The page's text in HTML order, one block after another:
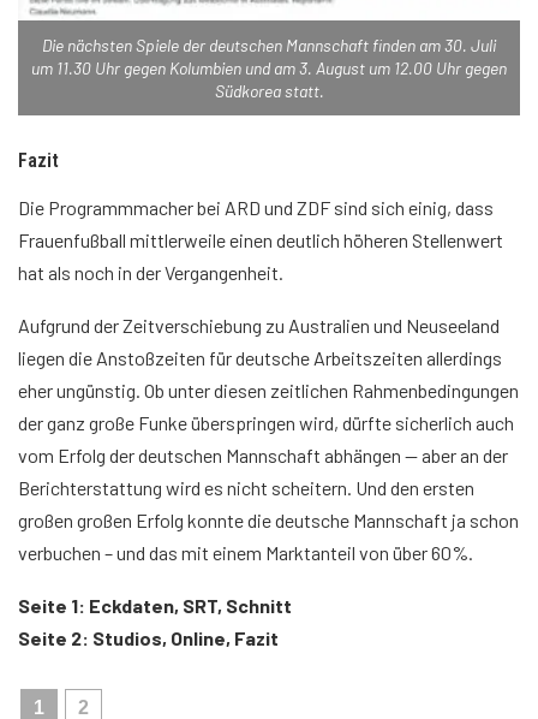
Die nächsten Spiele der deutschen Mannschaft finden am 30. Juli
um 11.30 Uhr gegen Kolumbien und am 3. August um 12.00 Uhr gegen
Südkorea statt.
Fazit
Die Programmmacher bei ARD und ZDF sind sich einig, dass
Frauenfußball mittlerweile einen deutlich höheren Stellenwert
hat als noch in der Vergangenheit.
Aufgrund der Zeitverschiebung zu Australien und Neuseeland
liegen die Anstoßzeiten für deutsche Arbeitszeiten allerdings
eher ungünstig. Ob unter diesen zeitlichen Rahmenbedingungen
der ganz große Funke überspringen wird, dürfte sicherlich auch
vom Erfolg der deutschen Mannschaft abhängen — aber an der
Berichterstattung wird es nicht scheitern. Und den ersten
großen großen Erfolg konnte die deutsche Mannschaft ja schon
verbuchen – und das mit einem Marktanteil von über 60%.
Seite 1: Eckdaten, SRT, Schnitt
Seite 2: Studios, Online, Fazit
1 2